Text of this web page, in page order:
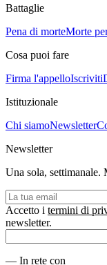
Battaglie
Pena di morteMorte
Cosa puoi fare
Firma l'appelloIscriviti
Istituzionale
Chi siamoNewsletter
Newsletter
Una sola, settimanale.
Accetto i termini di
newsletter.
— In rete con